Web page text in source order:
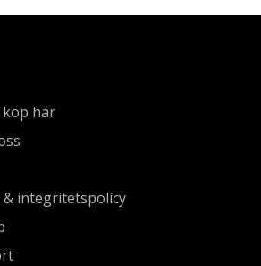
här
integritetspolicy